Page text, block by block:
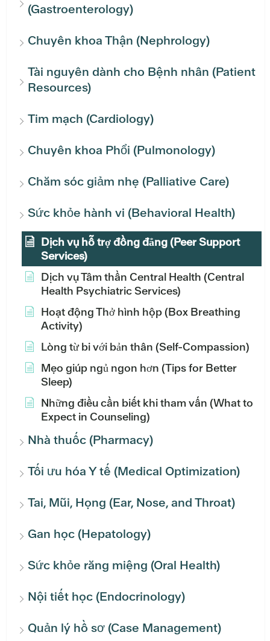
(Gastroenterology)
Chuyên khoa Thận (Nephrology)
Tài nguyên dành cho Bệnh nhân (Patient
Resources)
Tim mạch (Cardiology)
Chuyên khoa Phổi (Pulmonology)
Chăm sóc giảm nhẹ (Palliative Care)
Sức khỏe hành vi (Behavioral Health)
Dịch vụ hỗ trợ đồng đẳng (Peer Support
Services)
Dịch vụ Tâm thần Central Health (Central
Health Psychiatric Services)
Hoạt động Thở hình hộp (Box Breathing
Activity)
Lòng từ bi với bản thân (Self-Compassion)
Mẹo giúp ngủ ngon hơn (Tips for Better
Sleep)
Những điều cần biết khi tham vấn (What to
Expect in Counseling)
Nhà thuốc (Pharmacy)
Tối ưu hóa Y tế (Medical Optimization)
Tai, Mũi, Họng (Ear, Nose, and Throat)
Gan học (Hepatology)
Sức khỏe răng miệng (Oral Health)
Nội tiết học (Endocrinology)
Quản lý hồ sơ (Case Management)